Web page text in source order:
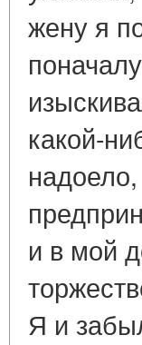
жену я
какой-
и в мой
Я и